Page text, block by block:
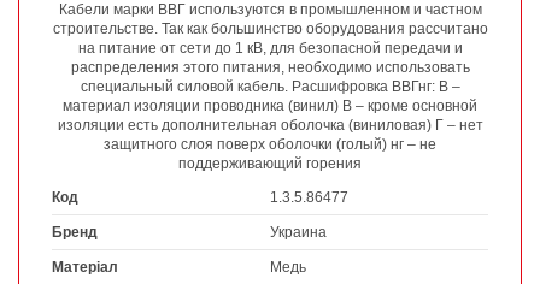
Кабели марки ВВГ используются в промышленном и частном
строительстве. Так как большинство оборудования рассчитано
на питание от сети до 1 кВ, для безопасной передачи и
распределения этого питания, необходимо использовать
специальный силовой кабель. Расшифровка ВВГнг: В –
материал изоляции проводника (винил) В – кроме основной
изоляции есть дополнительная оболочка (виниловая) Г – нет
защитного слоя поверх оболочки (голый) нг – не
поддерживающий горения
Код
1.3.5.86477
Бренд Украина
Матеріал Медь